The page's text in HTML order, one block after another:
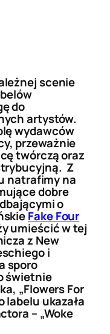
scenie
do
artystów.
wydawców
przeważnie
twórczą oraz
Z
natrafimy na
dobre
o
Fake Four
umieścić w tej
z New
i
sporo
świetnie
„Flowers For
labelu ukazała
– „Woke